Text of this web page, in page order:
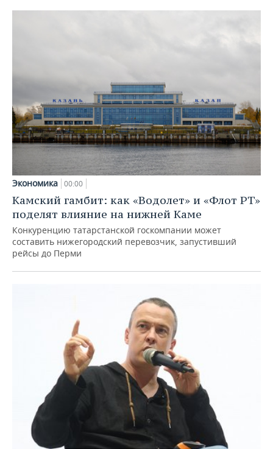
Экономика 00:00
Камский гамбит: как «Водолет» и «Флот РТ»
поделят влияние на нижней Каме
Конкуренцию татарстанской госкомпании может
составить нижегородский перевозчик, запустивший
рейсы до Перми